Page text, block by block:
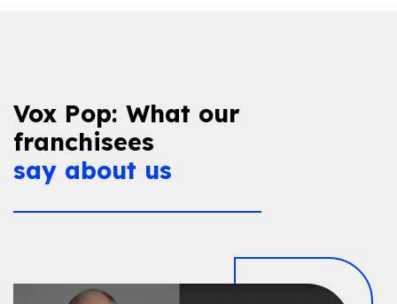
Vox Pop: What our
franchisees
say about us